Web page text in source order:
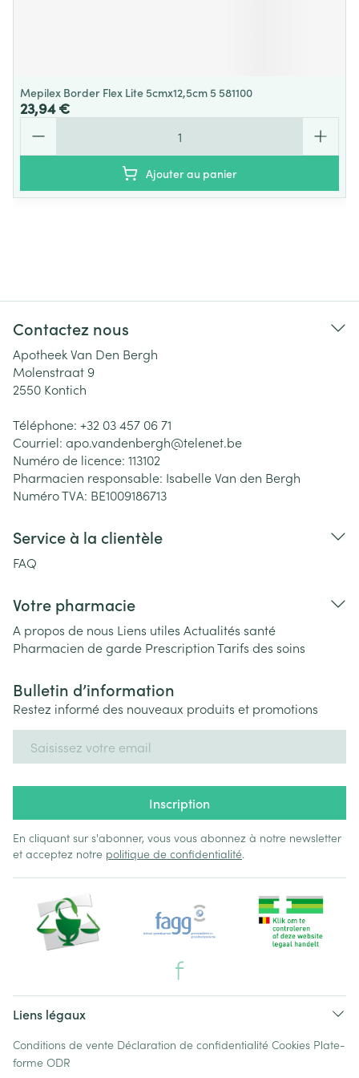
Mepilex Border Flex Lite 5cmx12,5cm 5 581100
23,94 €
Ajouter au panier
Contactez nous
Apotheek Van Den Bergh
Molenstraat 9
2550 Kontich
Téléphone: +32 03 457 06 71
Courriel: apo.vandenbergh@telenet.be
Numéro de licence: 113102
Pharmacien responsable: Isabelle Van den Bergh
Numéro TVA: BE1009186713
Service à la clientèle
FAQ
Votre pharmacie
A propos de nous Liens utiles Actualités santé
Pharmacien de garde PrescriptionTarifs des soins
Bulletin d’information
Restez informé des nouveaux produits et promotions
Inscription
En cliquant sur s'abonner, vous vous abonnez à notre newsletter
et acceptez notre politique de confidentialité.
Liens légaux
Conditions de vente Déclaration de confidentialité Cookies Plate-
forme ODR